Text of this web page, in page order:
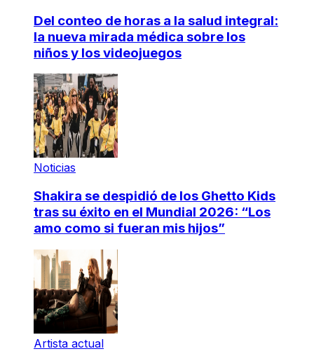
Del conteo de horas a la salud integral:
la nueva mirada médica sobre los
niños y los videojuegos
Noticias
Shakira se despidió de los Ghetto Kids
tras su éxito en el Mundial 2026: “Los
amo como si fueran mis hijos”
Artista actual